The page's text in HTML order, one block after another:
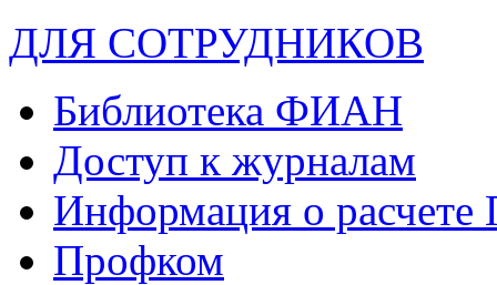
ДЛЯ СОТРУДНИКОВ
Библиотека ФИАН
Доступ к журналам
Информация о
Профком